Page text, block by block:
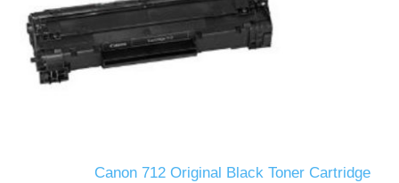
Canon 712 Original Black Toner Cartridge